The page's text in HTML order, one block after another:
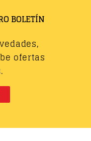
BOLETÍN
ofertas